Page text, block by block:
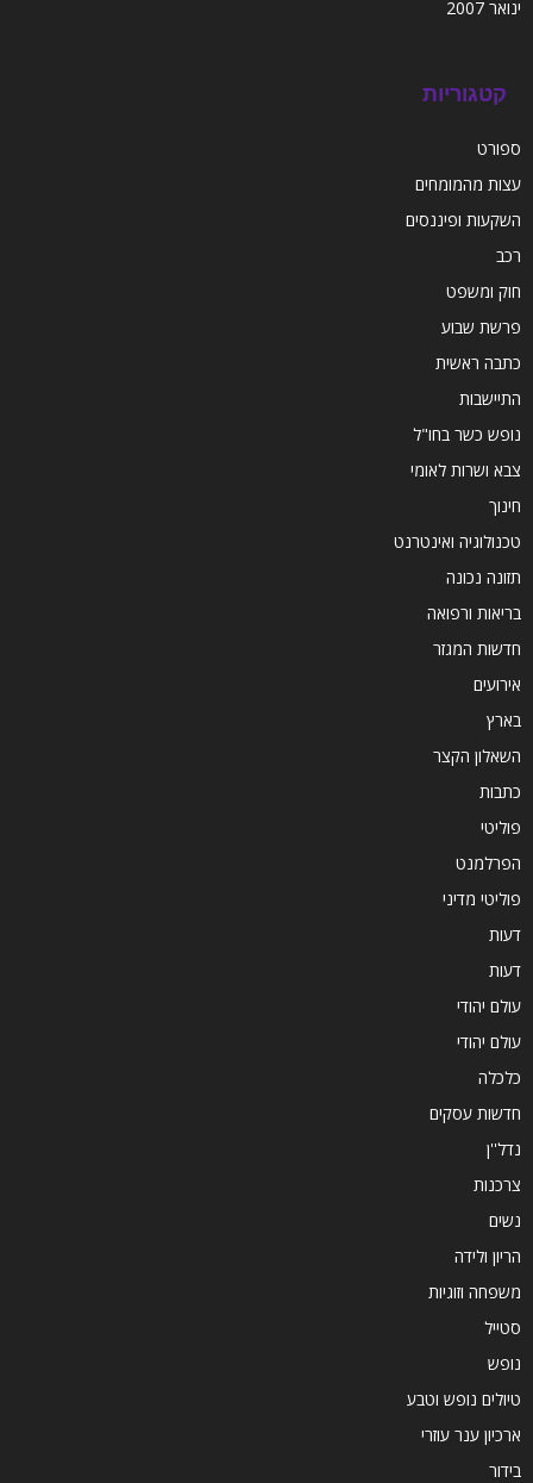
ינואר 2007
קטגוריות
ספורט
עצות מהמומחים
השקעות ופיננסים
רכב
חוק ומשפט
פרשת שבוע
כתבה ראשית
התיישבות
נופש כשר בחו"ל
צבא ושרות לאומי
חינוך
טכנולוגיה ואינטרנט
תזונה נכונה
בריאות ורפואה
חדשות המגזר
אירועים
בארץ
השאלון הקצר
כתבות
פוליטי
הפרלמנט
פוליטי מדיני
דעות
דעות
עולם יהודי
עולם יהודי
כלכלה
חדשות עסקים
נדל''ן
צרכנות
נשים
הריון ולידה
משפחה וזוגיות
סטייל
נופש
טיולים נופש וטבע
ארכיון ענר עוזרי
בידור